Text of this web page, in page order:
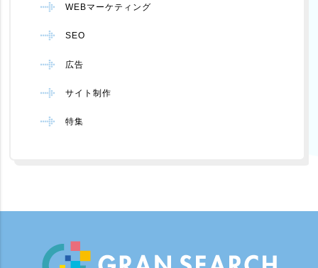
WEBマーケティング
SEO
広告
サイト制作
特集